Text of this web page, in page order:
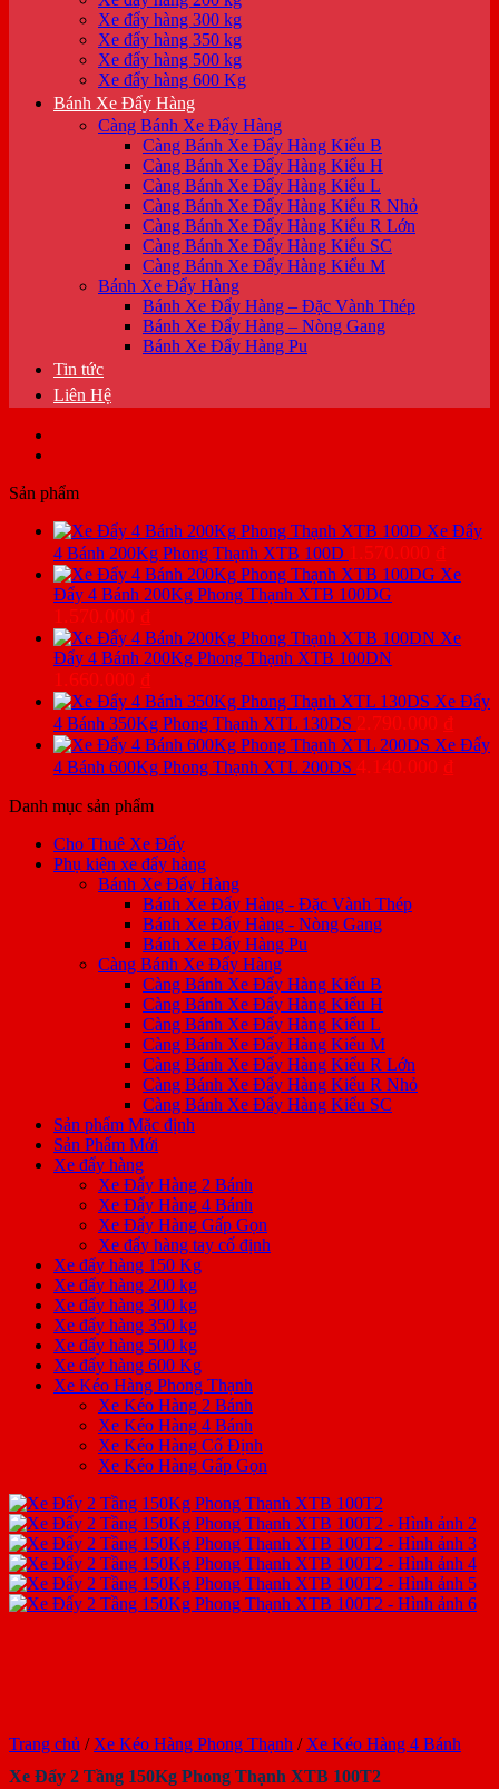
Xe đẩy hàng 300 kg
Xe đẩy hàng 350 kg
Xe đẩy hàng 500 kg
Xe đẩy hàng 600 Kg
Bánh Xe Đẩy Hàng
Càng Bánh Xe Đẩy Hàng
Càng Bánh Xe Đẩy Hàng Kiểu B
Càng Bánh Xe Đẩy Hàng Kiểu H
Càng Bánh Xe Đẩy Hàng Kiểu L
Càng Bánh Xe Đẩy Hàng Kiểu R Nhỏ
Càng Bánh Xe Đẩy Hàng Kiểu R Lớn
Càng Bánh Xe Đẩy Hàng Kiểu SC
Càng Bánh Xe Đẩy Hàng Kiểu M
Bánh Xe Đẩy Hàng
Bánh Xe Đẩy Hàng – Đặc Vành Thép
Bánh Xe Đẩy Hàng – Nòng Gang
Bánh Xe Đẩy Hàng Pu
Tin tức
Liên Hệ
Sản phẩm
Xe Đẩy
4 Bánh 200Kg Phong Thạnh XTB 100D 1.570.000 ₫
Xe
Đẩy 4 Bánh 200Kg Phong Thạnh XTB 100DG
1.570.000 ₫
Xe
Đẩy 4 Bánh 200Kg Phong Thạnh XTB 100DN
1.660.000 ₫
Xe Đẩy
4 Bánh 350Kg Phong Thạnh XTL 130DS 2.790.000 ₫
Xe Đẩy
4 Bánh 600Kg Phong Thạnh XTL 200DS 4.140.000 ₫
Danh mục sản phẩm
Cho Thuê Xe Đẩy
Phụ kiện xe đẩy hàng
Bánh Xe Đẩy Hàng
Bánh Xe Đẩy Hàng - Đặc Vành Thép
Bánh Xe Đẩy Hàng - Nòng Gang
Bánh Xe Đẩy Hàng Pu
Càng Bánh Xe Đẩy Hàng
Càng Bánh Xe Đẩy Hàng Kiểu B
Càng Bánh Xe Đẩy Hàng Kiểu H
Càng Bánh Xe Đẩy Hàng Kiểu L
Càng Bánh Xe Đẩy Hàng Kiểu M
Càng Bánh Xe Đẩy Hàng Kiểu R Lớn
Càng Bánh Xe Đẩy Hàng Kiểu R Nhỏ
Càng Bánh Xe Đẩy Hàng Kiểu SC
Sản phẩm Mặc định
Sản Phẩm Mới
Xe đẩy hàng
Xe Đẩy Hàng 2 Bánh
Xe Đẩy Hàng 4 Bánh
Xe Đẩy Hàng Gấp Gọn
Xe đẩy hàng tay cố định
Xe đẩy hàng 150 Kg
Xe đẩy hàng 200 kg
Xe đẩy hàng 300 kg
Xe đẩy hàng 350 kg
Xe đẩy hàng 500 kg
Xe đẩy hàng 600 Kg
Xe Kéo Hàng Phong Thạnh
Xe Kéo Hàng 2 Bánh
Xe Kéo Hàng 4 Bánh
Xe Kéo Hàng Cố Định
Xe Kéo Hàng Gấp Gọn
Trang chủ / Xe Kéo Hàng Phong Thạnh / Xe Kéo Hàng 4 Bánh
Xe Đẩy 2 Tầng 150Kg Phong Thạnh XTB 100T2